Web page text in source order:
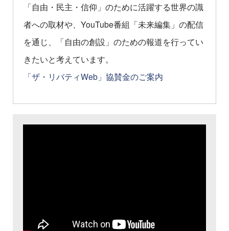
「自由・民主・信仰」のために活躍する世界の識
者への取材や、YouTube番組「未来編集」の配信
を通じ、「自由の創設」のための報道を行ってい
きたいと考えています。
「ザ・リバティWeb」協賛金のご案内